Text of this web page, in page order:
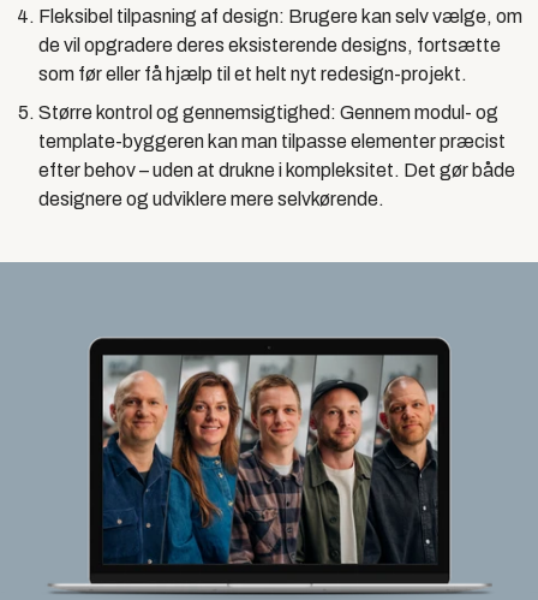
Fleksibel tilpasning af design: Brugere kan selv vælge, om
de vil opgradere deres eksisterende designs, fortsætte
som før eller få hjælp til et helt nyt redesign-projekt.
Større kontrol og gennemsigtighed:Gennem modul- og
template-byggeren kan man tilpasse elementer præcist
efter behov – uden at drukne i kompleksitet. Det gør både
designere og udviklere mere selvkørende.